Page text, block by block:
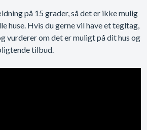
på 15 grader, så det er ikke mulig
huse. Hvis du gerne vil have et tegltag,
vurderer om det er muligt på dit hus og
tilbud.